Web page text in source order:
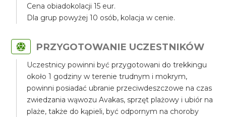
Cena obiadokolacji 15 eur.
Dla grup powyżej 10 osób, kolacja w cenie.
PRZYGOTOWANIE UCZESTNIKÓW
Uczestnicy powinni być przygotowani do trekkingu
około 1 godziny w terenie trudnym i mokrym,
powinni posiadać ubranie przeciwdeszczowe na czas
zwiedzania wąwozu Avakas, sprzęt plażowy i ubiór na
plaże, także do kąpieli, być odpornym na choroby